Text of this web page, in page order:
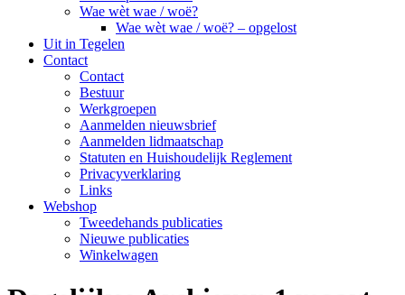
Wae wèt wae / woë?
Wae wèt wae / woë? – opgelost
Uit in Tegelen
Contact
Contact
Bestuur
Werkgroepen
Aanmelden nieuwsbrief
Aanmelden lidmaatschap
Statuten en Huishoudelijk Reglement
Privacyverklaring
Links
Webshop
Tweedehands publicaties
Nieuwe publicaties
Winkelwagen